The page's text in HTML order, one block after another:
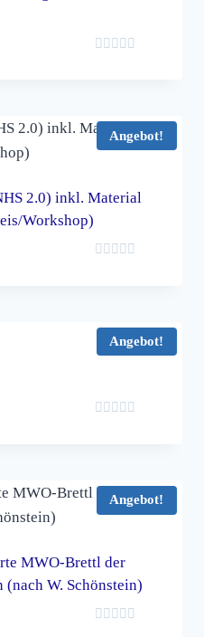
Angebot!
2.0) inkl. Material
Workshop)
Angebot!
Angebot!
MWO-Brettl der
W. Schönstein)